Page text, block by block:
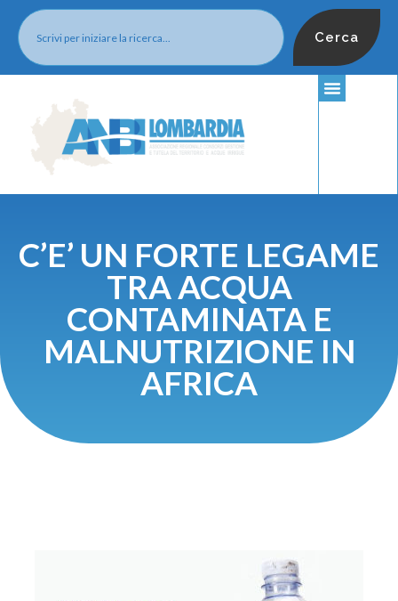
Cerca
C’E’ UN FORTE LEGAME
TRA ACQUA
CONTAMINATA E
MALNUTRIZIONE IN
AFRICA